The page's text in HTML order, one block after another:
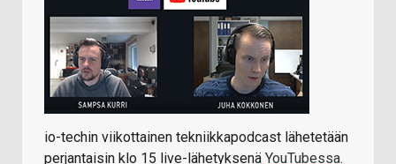
io-techin viikottainen tekniikkapodcast lähetetään
perjantaisin klo 15 live-lähetyksenä YouTubessa.